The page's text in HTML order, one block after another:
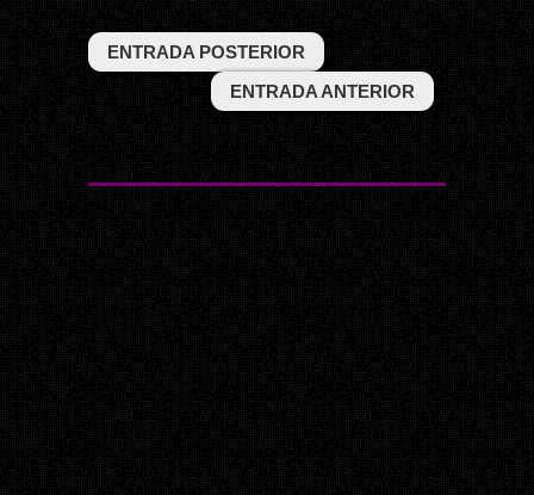
ENTRADA POSTERIOR
ENTRADA ANTERIOR